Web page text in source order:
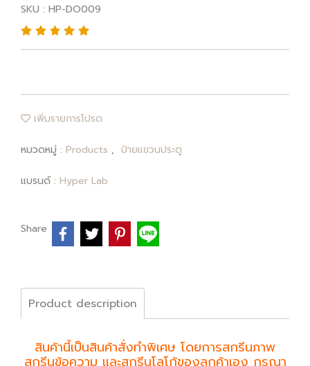
SKU : HP-DO009
เพิ่มรายการโปรด
หมวดหมู่ : Products , ป้ายแขวนประตู
แบรนด์ : Hyper Lab
Share
Product description
สินค้านี้เป็นสินค้าสั่งทำพิเศษ โดยการสกรีนภาพ
สกรีนข้อความ และสกรีนโลโก้ของลูกค้าเอง กรุณา